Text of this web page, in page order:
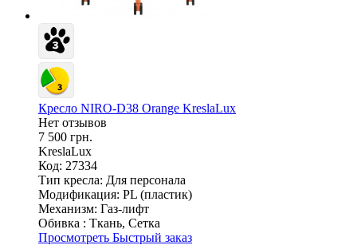
Кресло NIRO-D38 Orange KreslaLux
Нет отзывов
7 500 грн.
KreslaLux
Код: 27334
Тип кресла: Для персонала
Модификация: PL (пластик)
Механизм: Газ-лифт
Обивка : Ткань, Сетка
Просмотреть Быстрый заказ